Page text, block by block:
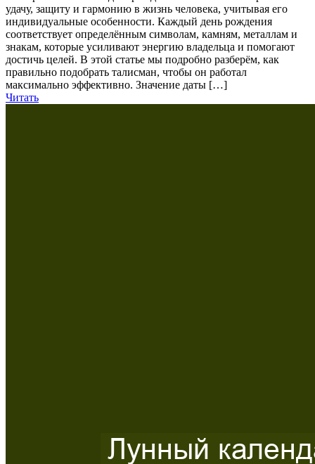
удачу, защиту и гармонию в жизнь человека, учитывая его
индивидуальные особенности. Каждый день рождения
соответствует определённым символам, камням, металлам и
знакам, которые усиливают энергию владельца и помогают
достичь целей. В этой статье мы подробно разберём, как
правильно подобрать талисман, чтобы он работал
максимально эффективно. Значение даты […]
Читать